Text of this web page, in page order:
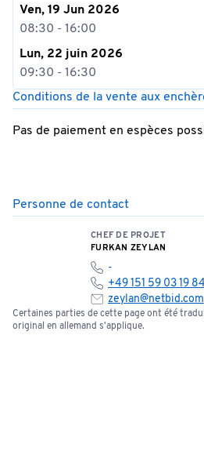
Ven, 19 Jun 2026
08:30 - 16:00
Lun, 22 juin 2026
09:30 - 16:30
Conditions de la vente aux
Pas de paiement en espèces
Personne de contact
CHEF DE PROJET
FURKAN ZEYLAN
-
+49 151 59 03 19 84
zeylan@netbid.com
Certaines parties de cette page ont été
original en allemand s'applique.